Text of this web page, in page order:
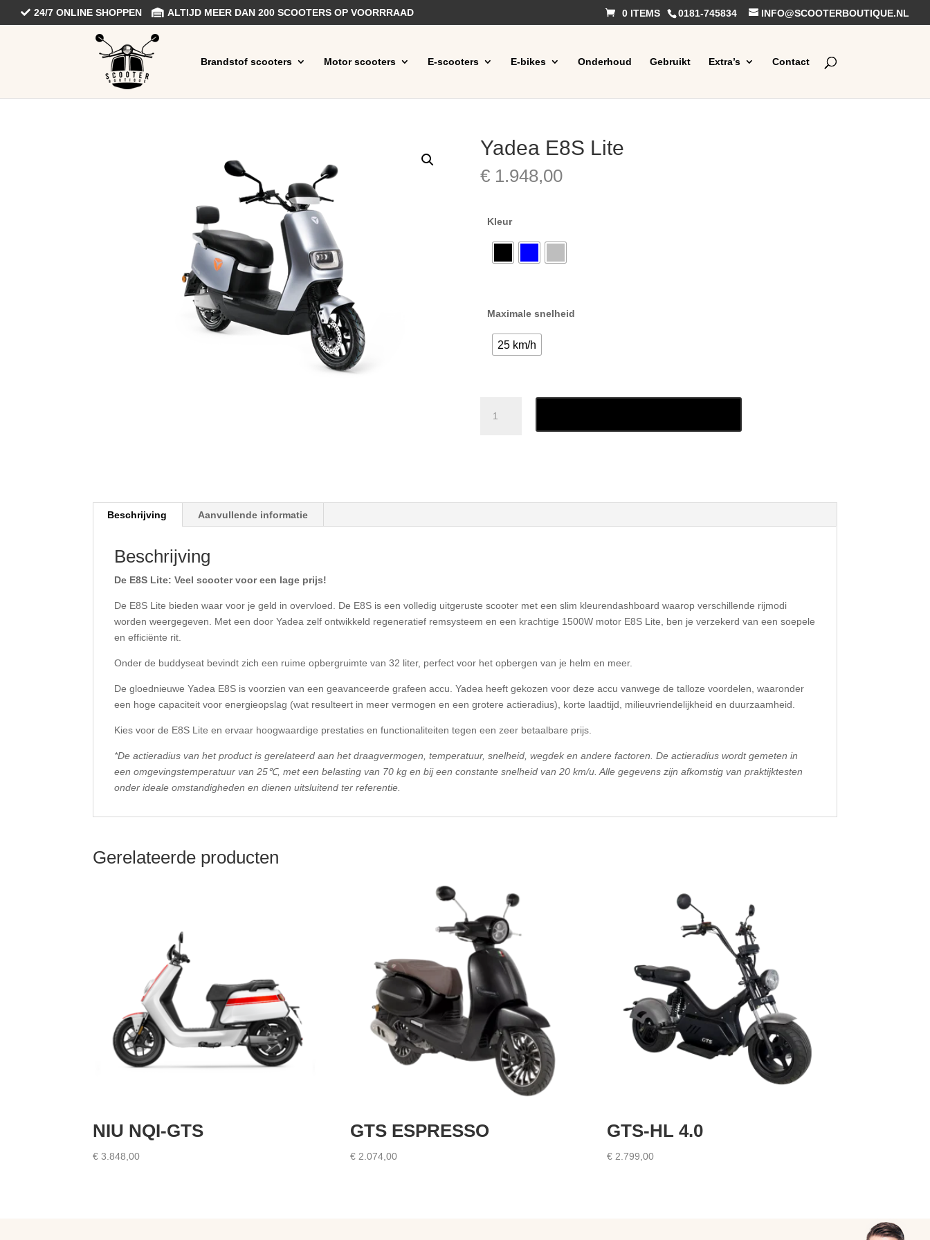
24/7 ONLINE SHOPPEN ALTIJD MEER DAN 200 SCOOTERS OP VOORRRAAD 0181-745834 INFO@SCOOTERBOUTIQUE.NL
0 ITEMS
Brandstof scooters Motor scooters E-scooters E-bikes Onderhoud Gebruikt Extra’s Contact
Yadea E8S Lite
€1.948,00
Kleur
Maximale snelheid
25 km/h
E8S
Beschrijving Aanvullende informatie
Beschrijving
De E8S Lite: Veel scooter voor een lage prijs!
De E8S Lite bieden waar voor je geld in overvloed. De E8S is een volledig uitgeruste scooter met een slim kleurendashboard waarop verschillende rijmodi
worden weergegeven. Met een door Yadea zelf ontwikkeld regeneratief remsysteem en een krachtige 1500W motor E8S Lite, ben je verzekerd van een soepele
en efficiënte rit.
Onder de buddyseat bevindt zich een ruime opbergruimte van 32 liter, perfect voor het opbergen van je helm en meer.
De gloednieuwe Yadea E8S is voorzien van een geavanceerde grafeen accu. Yadea heeft gekozen voor deze accu vanwege de talloze voordelen, waaronder
een hoge capaciteit voor energieopslag (wat resulteert in meer vermogen en een grotere actieradius), korte laadtijd, milieuvriendelijkheid en duurzaamheid.
Kies voor de E8S Lite en ervaar hoogwaardige prestaties en functionaliteiten tegen een zeer betaalbare prijs.
*De actieradius van het product is gerelateerd aan het draagvermogen, temperatuur, snelheid, wegdek en andere factoren. De actieradius wordt gemeten in
een omgevingstemperatuur van 25℃, met een belasting van 70 kg en bij een constante snelheid van 20 km/u. Alle gegevens zijn afkomstig van praktijktesten
onder ideale omstandigheden en dienen uitsluitend ter referentie.
Gerelateerde producten
NIU NQI-GTS
€ 3.848,00
GTS ESPRESSO
€2.074,00
GTS-HL 4.0
€ 2.799,00